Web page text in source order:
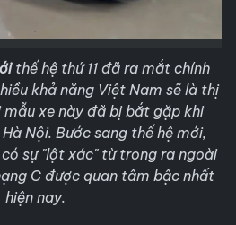
thế hệ thứ 11 đã ra mắt chính
khả năng Việt Nam sẽ là thị
xe này đã bị bắt gặp khi
Nội. Bước sang thế hệ mới,
sự "lột xác" từ trong ra ngoài
C được quan tâm bậc nhất
hiện nay.